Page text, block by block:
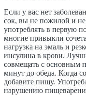
Если у вас нет
сок, вы не пожилой и
употреблять в первую
многие привыкли
нагрузка на эмаль и
инсулина в крови.
совмещать с основным
минут до обеда. Когда
добавите пищу.
нарушению